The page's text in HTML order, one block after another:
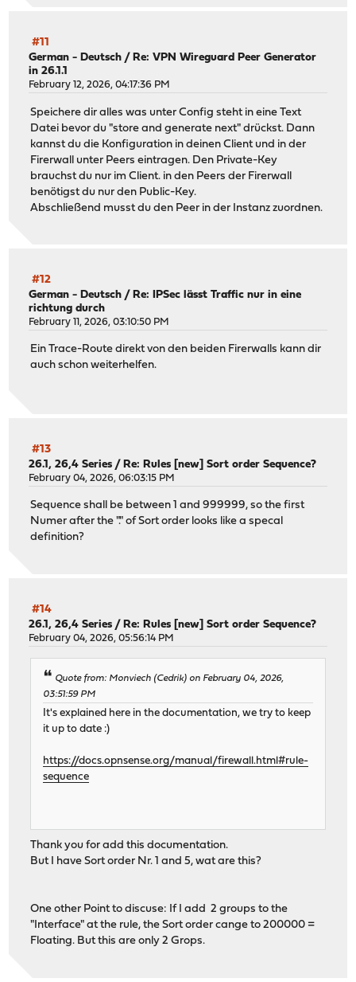
#11
German - Deutsch /Re: VPN Wireguard Peer Generator
in 26.1.1
February 12, 2026, 04:17:36 PM
Speichere dir alles was unter Config steht in eine Text
Datei bevor du "store and generate next" drückst. Dann
kannst du die Konfiguration in deinen Client und in der
Firerwall unter Peers eintragen. Den Private-Key
brauchst du nur im Client. in den Peers der Firerwall
benötigst du nur den Public-Key.
Abschließend musst du den Peer in der Instanz zuordnen.
#12
German - Deutsch / Re: IPSec lässt Traffic nur in eine
richtung durch
February 11, 2026, 03:10:50 PM
Ein Trace-Route direkt von den beiden Firerwalls kann dir
auch schon weiterhelfen.
#13
26.1, 26,4 Series / Re: Rules [new] Sort order Sequence?
February 04, 2026, 06:03:15 PM
Sequence shall be between 1 and 999999, so the first
Numer after the "." of Sort order looks like a specal
definition?
#14
26.1, 26,4 Series / Re: Rules [new] Sort order Sequence?
February 04, 2026, 05:56:14 PM
Quote from: Monviech (Cedrik) on February 04, 2026,
03:51:59 PM
It's explained here in the documentation, we try to keep
it up to date :)
https://docs.opnsense.org/manual/firewall.html#rule-
sequence
Thank you for add this documentation.
But I have Sort order Nr. 1 and 5, wat are this?
One other Point to discuse: If I add 2 groups to the
"Interface" at the rule, the Sort order cange to 200000 =
Floating. But this are only 2 Grops.